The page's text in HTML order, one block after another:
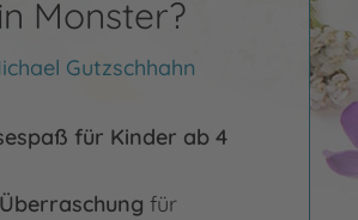
Monster?
Gutzschhahn
für Kinder ab 4
Überraschung für